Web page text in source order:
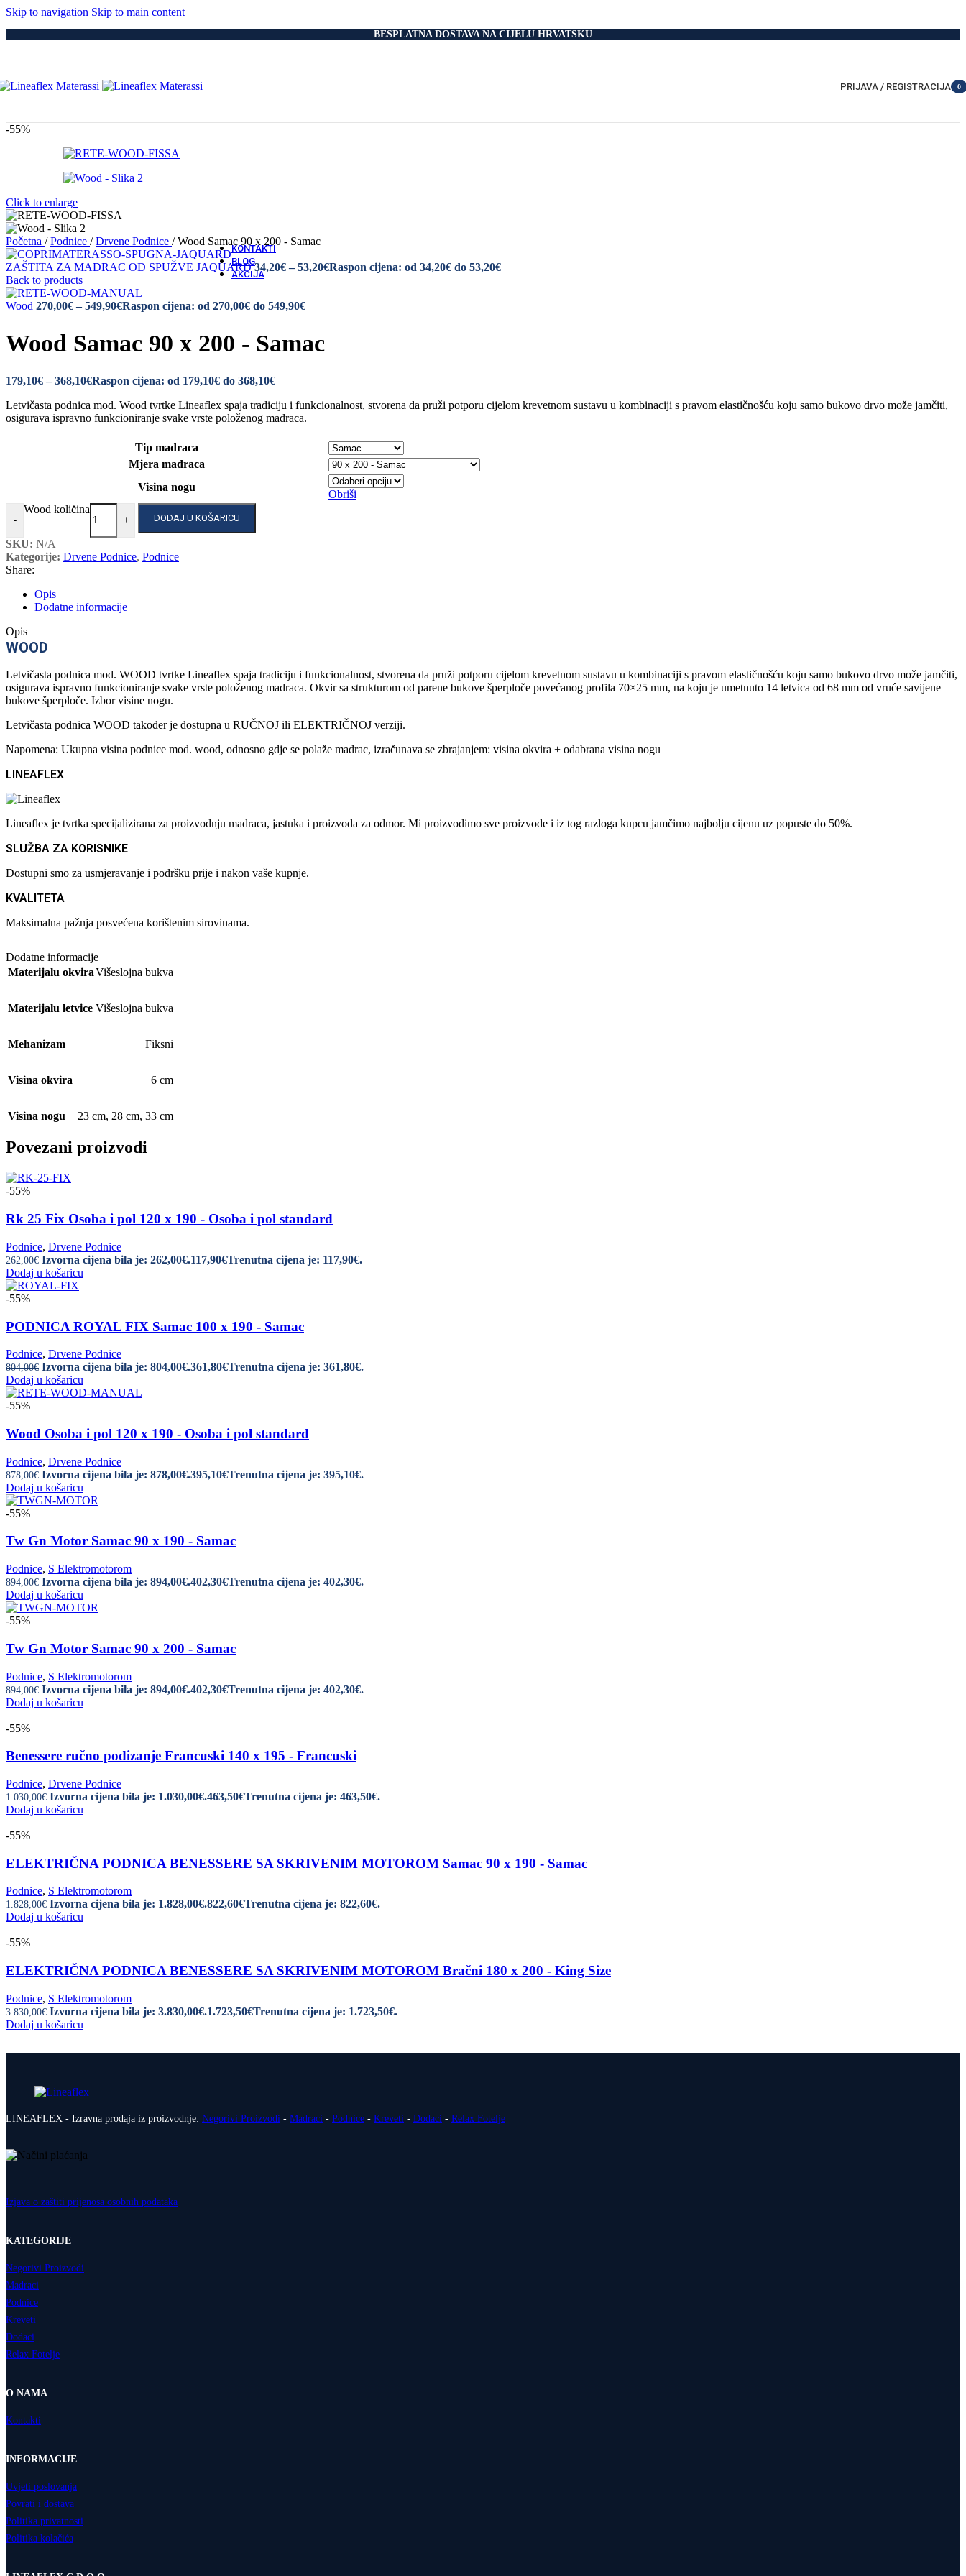
Skip to navigation Skip to main content
BESPLATNA DOSTAVA NA CIJELU HRVATSKU
Drvene Podnice
Metalni Okvir
Vatro Otporni Jastuci
KONTAKTI
BLOG
AKCIJA
PRIJAVA / REGISTRACIJA
0
-55%
Click to enlarge
Početna / Podnice / Drvene Podnice / Wood Samac 90 x 200 - Samac
ZAŠTITA ZA MADRAC OD SPUŽVE JAQUARD34,20€ – 53,20€Raspon cijena: od 34,20€ do 53,20€
Back to products
Wood 270,00€ – 549,90€Raspon cijena: od 270,00€ do 549,90€
Wood Samac 90 x 200 - Samac
179,10€ – 368,10€Raspon cijena: od 179,10€ do 368,10€
Letvičasta podnica mod. Wood tvrtke Lineaflex spaja tradiciju i funkcionalnost, stvorena da pruži potporu cijelom krevetnom sustavu u kombinaciji s pravom elastičnošću koju samo bukovo drvo može jamčiti,
osigurava ispravno funkcioniranje svake vrste položenog madraca.
Tip madraca
Mjera madraca
Visina nogu
Obriši
-
Wood količina
+ DODAJ U KOŠARICU
SKU: N/A
Kategorije: Drvene Podnice, Podnice
Share:
Opis
Dodatne informacije
Opis
WOOD
Letvičasta podnica mod. WOOD tvrtke Lineaflex spaja tradiciju i funkcionalnost, stvorena da pruži potporu cijelom krevetnom sustavu u kombinaciji s pravom elastičnošću koju samo bukovo drvo može jamčiti,
osigurava ispravno funkcioniranje svake vrste položenog madraca. Okvir sa strukturom od parene bukove šperploče povećanog profila 70×25 mm, na koju je umetnuto 14 letvica od 68 mm od vruće savijene
bukove šperploče. Izbor visine nogu.
Letvičasta podnica WOOD također je dostupna u RUČNOJ ili ELEKTRIČNOJ verziji.
Napomena: Ukupna visina podnice mod. wood, odnosno gdje se polaže madrac, izračunava se zbrajanjem: visina okvira + odabrana visina nogu
LINEAFLEX
Lineaflex je tvrtka specijalizirana za proizvodnju madraca, jastuka i proizvoda za odmor. Mi proizvodimo sve proizvode i iz tog razloga kupcu jamčimo najbolju cijenu uz popuste do 50%.
SLUŽBA ZA KORISNIKE
Dostupni smo za usmjeravanje i podršku prije i nakon vaše kupnje.
KVALITETA
Maksimalna pažnja posvećena korištenim sirovinama.
Dodatne informacije
Materijalu okviraVišeslojna bukva
Materijalu letvice Višeslojna bukva
Mehanizam Fiksni
Visina okvira 6 cm
Visina nogu 23 cm, 28 cm, 33 cm
Povezani proizvodi
-55%
Rk 25 Fix Osoba i pol 120 x 190 - Osoba i pol standard
Podnice, Drvene Podnice
262,00€ Izvorna cijena bila je: 262,00€.117,90€Trenutna cijena je: 117,90€.
Dodaj u košaricu
-55%
PODNICA ROYAL FIX Samac 100 x 190 - Samac
Podnice, Drvene Podnice
804,00€ Izvorna cijena bila je: 804,00€.361,80€Trenutna cijena je: 361,80€.
Dodaj u košaricu
-55%
Wood Osoba i pol 120 x 190 - Osoba i pol standard
Podnice, Drvene Podnice
878,00€ Izvorna cijena bila je: 878,00€.395,10€Trenutna cijena je: 395,10€.
Dodaj u košaricu
-55%
Tw Gn Motor Samac 90 x 190 - Samac
Podnice, S Elektromotorom
894,00€ Izvorna cijena bila je: 894,00€.402,30€Trenutna cijena je: 402,30€.
Dodaj u košaricu
-55%
Tw Gn Motor Samac 90 x 200 - Samac
Podnice, S Elektromotorom
894,00€ Izvorna cijena bila je: 894,00€.402,30€Trenutna cijena je: 402,30€.
Dodaj u košaricu
-55%
Benessere ručno podizanje Francuski 140 x 195 - Francuski
Podnice, Drvene Podnice
1.030,00€ Izvorna cijena bila je: 1.030,00€.463,50€Trenutna cijena je: 463,50€.
Dodaj u košaricu
-55%
ELEKTRIČNA PODNICA BENESSERE SA SKRIVENIM MOTOROM Samac 90 x 190 - Samac
Podnice, S Elektromotorom
1.828,00€ Izvorna cijena bila je: 1.828,00€.822,60€Trenutna cijena je: 822,60€.
Dodaj u košaricu
-55%
ELEKTRIČNA PODNICA BENESSERE SA SKRIVENIM MOTOROM Bračni 180 x 200 - King Size
Podnice, S Elektromotorom
3.830,00€ Izvorna cijena bila je: 3.830,00€.1.723,50€Trenutna cijena je: 1.723,50€.
Dodaj u košaricu
LINEAFLEX - Izravna prodaja iz proizvodnje: Negorivi Proizvodi - Madraci - Podnice - Kreveti - Dodaci - Relax Fotelje
Izjava o zaštiti prijenosa osobnih podataka
KATEGORIJE
Negorivi Proizvodi
Madraci
Podnice
Kreveti
Dodaci
Relax Fotelje
O NAMA
Kontakti
INFORMACIJE
Uvjeti poslovanja
Povrati i dostava
Politika privatnosti
Politika kolačića